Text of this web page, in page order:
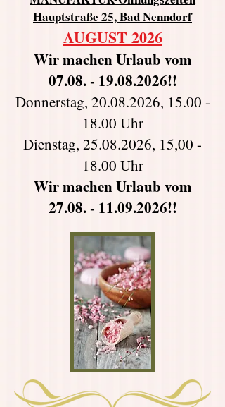
Hauptstraße 25, Bad Nenndorf
AUGUST 2026
Wir machen Urlaub vom
07.08. - 19.08.2026!!
Donnerstag, 20.08.2026, 15.00 -
18.00 Uhr
Dienstag, 25.08.2026, 15,00 -
18.00 Uhr
Wir machen Urlaub vom
27.08. - 11.09.2026!!